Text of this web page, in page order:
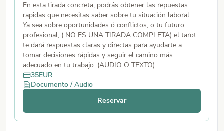
En esta tirada concreta, podrás obtener las repuestas
rapidas que necesitas saber sobre tu situación laboral.
Ya sea sobre oportunidades ó conflictos, o tu futuro
profesional, ( NO ES UNA TIRADA COMPLETA) el tarot
te dará respuestas claras y directas para ayudarte a
tomar decisiones rápidas y seguir el camino más
adecuado en tu trabajo. (AUDIO O TEXTO)
35EUR
Documento / Audio
Reservar